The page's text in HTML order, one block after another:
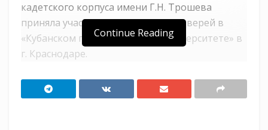
кадетского корпуса имени Г.Н. Трошева
приняла участие в Дне открытых дверей в
«Кубанском государственном университете» в
г. Краснодаре.
Кубанский государственный университет в
рамках реализации Стратегии деятельности
Continue Reading